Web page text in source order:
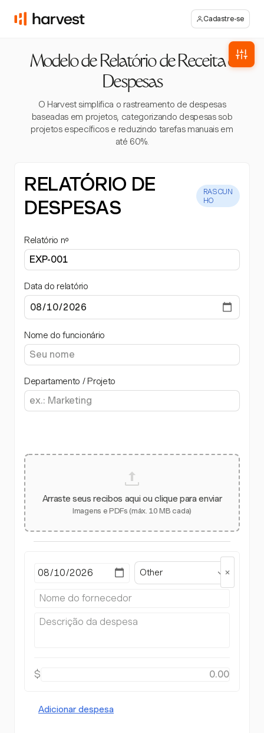
Cadastre-se
Modelo de Relatório de Receita e
Despesas
O Harvest simplifica o rastreamento de despesas
baseadas em projetos, categorizando despesas sob
projetos específicos e reduzindo tarefas manuais em
até 60%.
RELATÓRIO DE
DESPESAS
RASCUN
HO
Relatório nº
Data do relatório
Nome do funcionário
Departamento / Projeto
Arraste seus recibos aqui ou clique para enviar
Imagens e PDFs (máx. 10 MB cada)
Other
$
Adicionar despesa